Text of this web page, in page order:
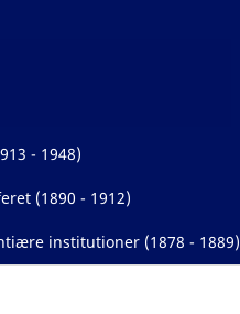
- 1948)
(1890 - 1912)
institutioner (1878 - 1889)